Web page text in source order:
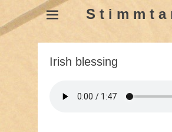
S t i m m t a
Irish blessing